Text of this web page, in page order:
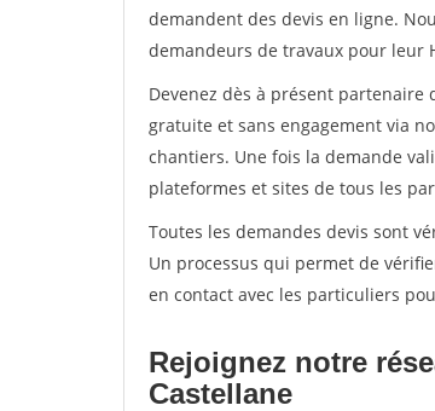
demandent des devis en ligne.
demandeurs de travaux pour leur
Devenez dès à présent partenaire
gratuite et sans engagement via
chantiers. Une fois la demande
plateformes et sites de tous les
Toutes les demandes devis sont
Un processus qui permet de
en contact avec les particuliers
Rejoignez notre
Castellane